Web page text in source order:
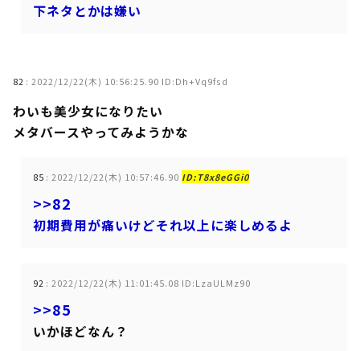
下ネタとかは嫌い
82 : 2022/12/22(木) 10:56:25.90 ID:Dh+Vq9fsd
わいも美少女になりたい
メタバースやってみようかな
85 : 2022/12/22(木) 10:57:46.90 ID:T8x8eGGi0
>>82
初期費用が痛いけどそれ以上に楽しめるよ
92 : 2022/12/22(木) 11:01:45.08 ID:LzaULMz90
>>85
いかほどなん？